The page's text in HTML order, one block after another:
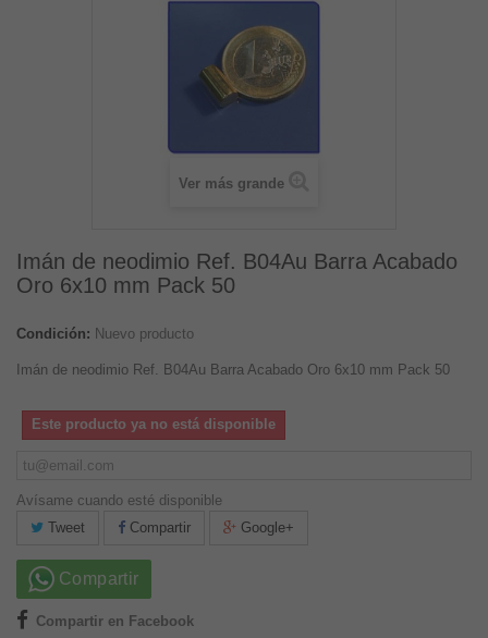
Ver más grande
Imán de neodimio Ref. B04Au Barra Acabado
Oro 6x10 mm Pack 50
Condición: Nuevo producto
Imán de neodimio Ref. B04Au Barra Acabado Oro 6x10 mm Pack 50
Este producto ya no está disponible
Avísame cuando esté disponible
Tweet
Compartir Google+
Compartir
Compartir en Facebook